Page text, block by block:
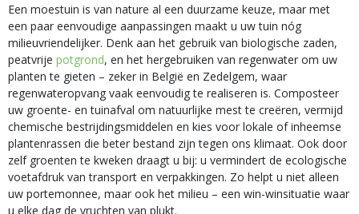
Een moestuin is van nature al een duurzame keuze, maar met
een paar eenvoudige aanpassingen maakt u uw tuin nóg
milieuvriendelijker. Denk aan het gebruik van biologische zaden,
peatvrije potgrond, en het hergebruiken van regenwater om uw
planten te gieten – zeker in België en Zedelgem, waar
regenwateropvang vaak eenvoudig te realiseren is. Composteer
uw groente- en tuinafval om natuurlijke mest te creëren, vermijd
chemische bestrijdingsmiddelen en kies voor lokale of inheemse
plantenrassen die beter bestand zijn tegen ons klimaat. Ook door
zelf groenten te kweken draagt u bij: u vermindert de ecologische
voetafdruk van transport en verpakkingen. Zo helpt u niet alleen
uw portemonnee, maar ook het milieu – een win-winsituatie waar
u elke dag de vruchten van plukt.